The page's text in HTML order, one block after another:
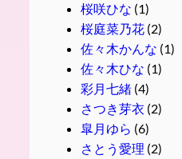
桜咲ひな (1)
桜庭菜乃花(2)
佐々木かんな (1)
佐々木ひな (1)
彩月七緒(4)
さつき芽衣 (2)
皐月ゆら (6)
さとう愛理 (2)